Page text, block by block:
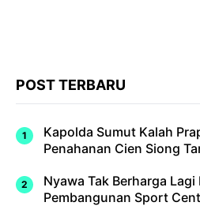
POST TERBARU
Kapolda Sumut Kalah
Penahanan Cien Siong
Nyawa Tak Berharga
Pembangunan Sport